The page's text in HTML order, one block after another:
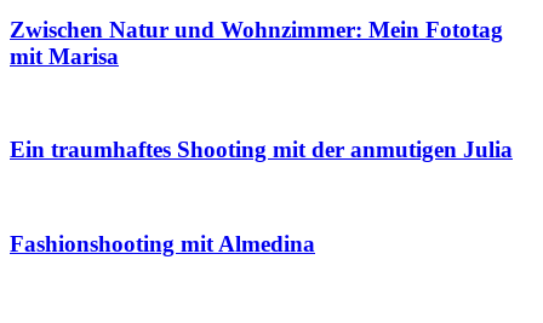
Zwischen Natur und Wohnzimmer: Mein Fototag
mit Marisa
Ein traumhaftes Shooting mit der anmutigen Julia
Fashionshooting mit Almedina